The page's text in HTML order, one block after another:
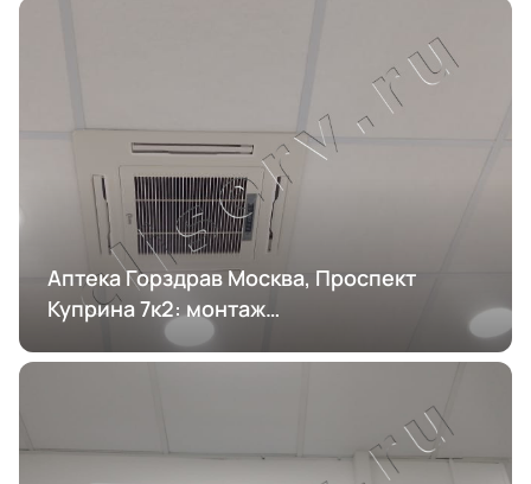
Аптека Горздрав Москва, Проспект
Куприна 7к2: монтаж
кондиционирования